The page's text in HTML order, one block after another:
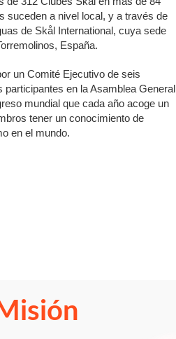
suceden a nivel local, y a través de
de Skål International, cuya sede
España.
un Comité Ejecutivo de seis
en la Asamblea General
mundial que cada año acoge un
tener un conocimiento de
en el mundo.